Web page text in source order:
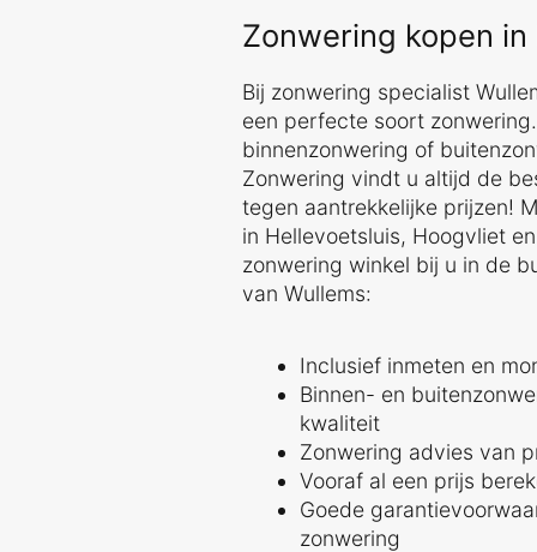
Zonwering kopen
Bij zonwering specialist
een perfecte soort
binnenzonwering of
Zonwering vindt u altijd de
tegen aantrekkelijke prijzen!
in Hellevoetsluis, Hoogvliet
zonwering winkel bij u in de
van Wullems:
Inclusief inmeten en
Binnen- en
kwaliteit
Zonwering advies van
Vooraf al een prijs
Goede
zonwering